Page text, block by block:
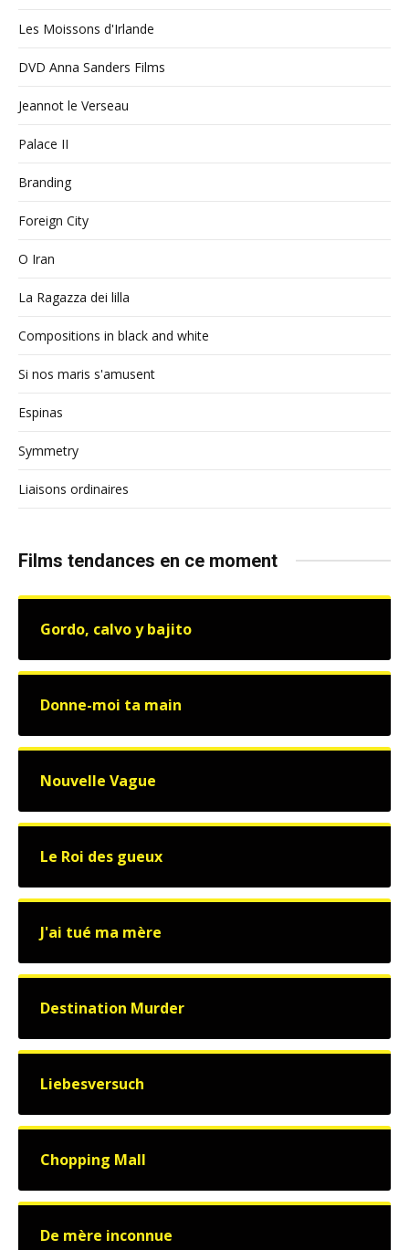
Les Moissons d'Irlande
DVD Anna Sanders Films
Jeannot le Verseau
Palace II
Branding
Foreign City
O Iran
La Ragazza dei lilla
Compositions in black and white
Si nos maris s'amusent
Espinas
Symmetry
Liaisons ordinaires
Films tendances en ce moment
Gordo, calvo y bajito
Donne-moi ta main
Nouvelle Vague
Le Roi des gueux
J'ai tué ma mère
Destination Murder
Liebesversuch
Chopping Mall
De mère inconnue